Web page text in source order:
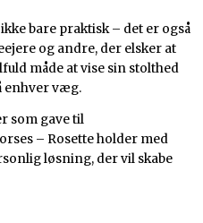
bare praktisk – det er også
og andre, der elsker at
måde at vise sin stolthed
enhver væg.
som gave til
– Rosette holder med
løsning, der vil skabe